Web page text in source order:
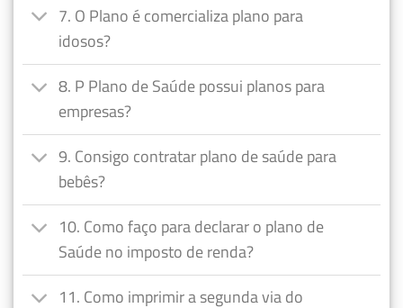
7. O Plano é comercializa plano para
idosos?
8. P Plano de Saúde possui planos para
empresas?
9. Consigo contratar plano de saúde para
bebês?
10. Como faço para declarar o plano de
Saúde no imposto de renda?
11. Como imprimir a segunda via do